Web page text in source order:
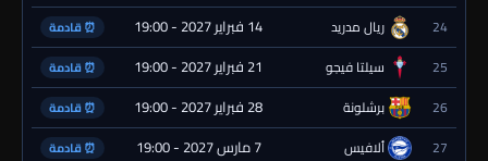
24 ريال مدريد 14 فبراير 2027 - 19:00 ⏰ قادمة
25 سيلتا فيجو 21 فبراير 2027 - 19:00 ⏰ قادمة
26 برشلونة 28 فبراير 2027 - 19:00 ⏰ قادمة
27 ألافيس 7 مارس 2027 - 19:00 ⏰ قادمة